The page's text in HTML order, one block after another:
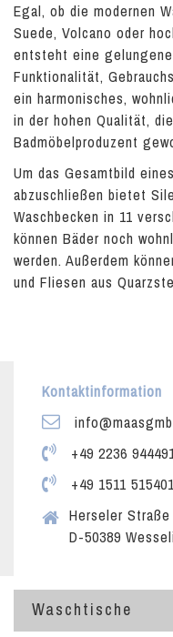
Egal, ob die modernen
Suede, Volcano oder
entsteht eine
Funktionalität,
ein harmonisches,
in der hohen Qualität,
Badmöbelproduzent
Um das Gesamtbild
abzuschließen bietet
Waschbecken in 11
können Bäder noch
werden. Außerdem
und Fliesen aus
Kontaktinformation
+49 2236
+49 1511
Herseler Straße
D-50389
Waschtische